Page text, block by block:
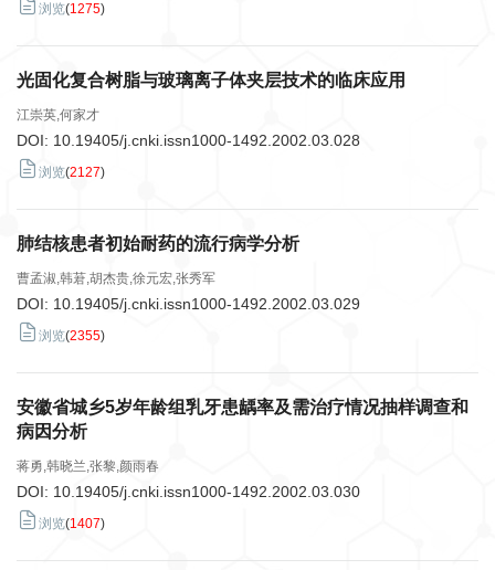
浏览(1275)
光固化复合树脂与玻璃离子体夹层技术的临床应用
江崇英,何家才
DOI: 10.19405/j.cnki.issn1000-1492.2002.03.028
浏览(2127)
肺结核患者初始耐药的流行病学分析
曹孟淑,韩莙,胡杰贵,徐元宏,张秀军
DOI: 10.19405/j.cnki.issn1000-1492.2002.03.029
浏览(2355)
安徽省城乡5岁年龄组乳牙患龋率及需治疗情况抽样调查和
病因分析
蒋勇,韩晓兰,张黎,颜雨春
DOI: 10.19405/j.cnki.issn1000-1492.2002.03.030
浏览(1407)